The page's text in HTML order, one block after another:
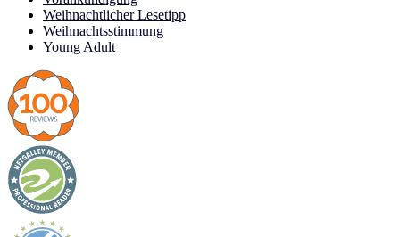
Weihnachtlicher Lesetipp
Weihnachtsstimmung
Young Adult